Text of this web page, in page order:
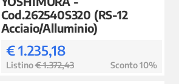
Cod.262540S320 (RS-12
Acciaio/Alluminio)
€ 1.235,18
Listino€ 1.372,43 Sconto 10%